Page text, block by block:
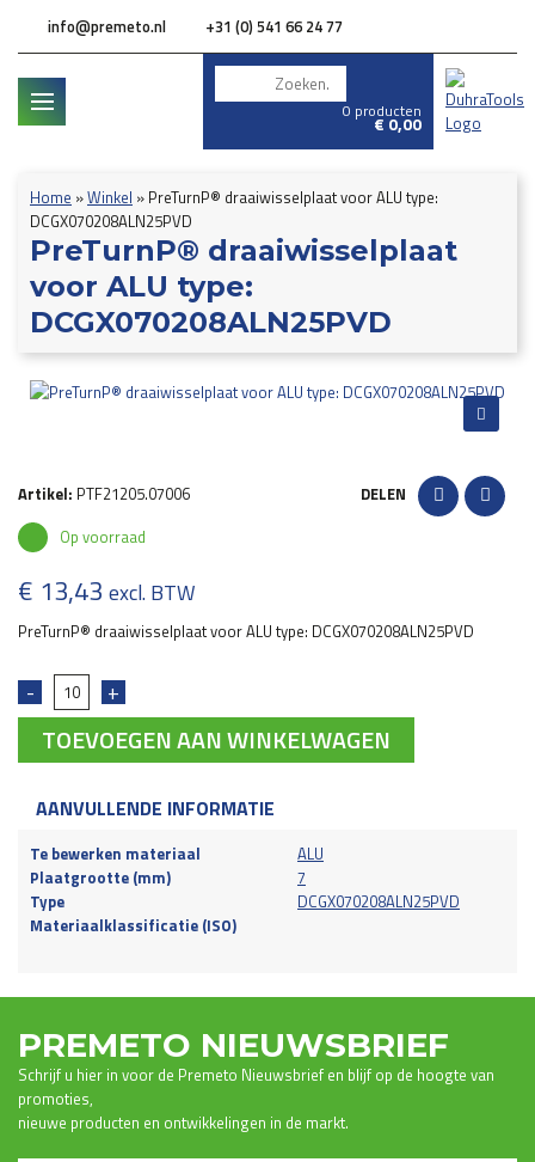
info@premeto.nl +31 (0) 541 66 24 77
0 producten
€0,00
Home »Winkel » PreTurnP® draaiwisselplaat voor ALU type:
DCGX070208ALN25PVD
PreTurnP® draaiwisselplaat
voor ALU type:
DCGX070208ALN25PVD
Artikel: PTF21205.07006
DELEN
Op voorraad
€ 13,43 excl. BTW
PreTurnP® draaiwisselplaat voor ALU type: DCGX070208ALN25PVD
TOEVOEGEN AAN WINKELWAGEN
AANVULLENDE INFORMATIE
Te bewerken materiaal
ALU
Plaatgrootte (mm)
7
Type
DCGX070208ALN25PVD
Materiaalklassificatie (ISO)
PREMETO NIEUWSBRIEF
Schrijf u hier in voor de Premeto Nieuwsbrief en blijf op de hoogte van
promoties,
nieuwe producten en ontwikkelingen in de markt.